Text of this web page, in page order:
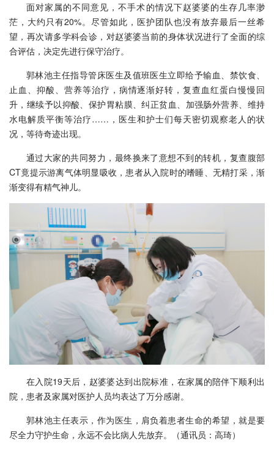
面对家属的不同意见，不手术的情况下赵婆婆的生存几率渺
茫，大约只有20%。尽管如此，医护团队也没有放弃最后一丝希
望，再次请多学科会诊，对赵婆婆当前的身体状况进行了全面的综
合评估，决定先进行保守治疗。
郭林池主任指导管床医生及值班医生立即给予输血、禁饮食、
止血、抑酸、营养等治疗，病情逐渐好转，复查血红蛋白慢慢回
升，继续予以抑酸、保护胃粘膜、纠正贫血、加强肠外营养、维持
水电解质平衡等治疗……，医生和护士们每天密切观察老人的状
况，等待奇迹出现。
通过大家的共同努力，最终换来了意想不到的转机，复查腹部
CT竟提示游离气体明显吸收，患者从入院时的嗜睡、无精打采，渐
渐变得有精气神儿。
在入院19天后，赵婆婆达到出院标准，在家属的陪伴下顺利出
院，患者及家属对医护人员均表达了万分感谢。
郭林池主任表示，作为医生，肩负着患者生命的希望，就是要
尽全力守护生命，永远不会比病人先放弃。（通讯员：高琦）